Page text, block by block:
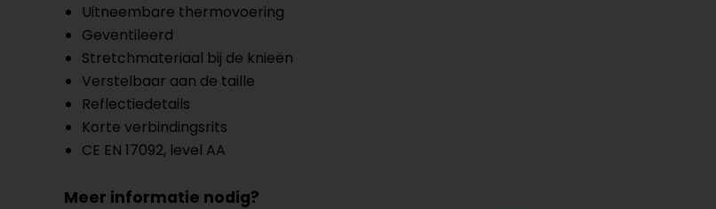
Uitneembare thermovoering
Geventileerd
Stretchmateriaal bij de knieën
Verstelbaar aan de taille
Reflectiedetails
Korte verbindingsrits
CE EN 17092, level AA
Meer informatie nodig?